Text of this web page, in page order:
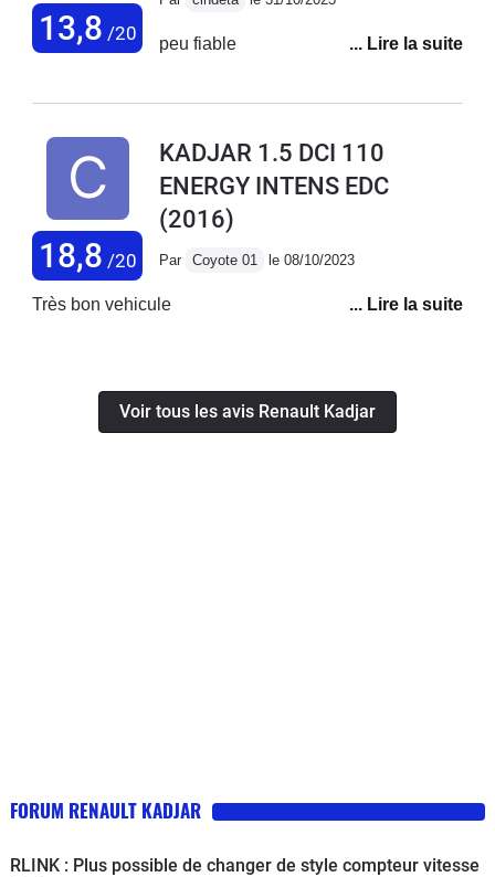
maintenant si ce SUV sera aussi fiable
210 000 kms SANS aucun pépin et
13,8 /20 peu fiable
18,8 /20
KADJAR 1.5 DCI 110
ENERGY INTENS EDC
(2016)
Par Coyote 01 le 08/10/2023
Très bon vehicule
Voir tous les avis Renault Kadjar
FORUM RENAULT KADJAR
RLINK : Plus possible de changer de style compteur vitesse